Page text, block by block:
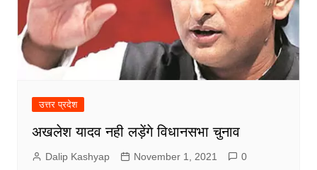
उत्तर प्रदेश
अखलेश यादव नही लड़ेंगे विधानसभा चुनाव
Dalip Kashyap November 1, 2021 0